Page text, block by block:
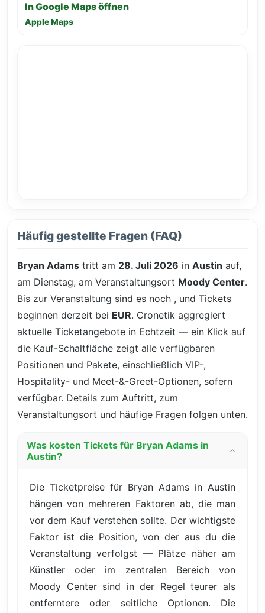
In Google Maps öffnen
Apple Maps
Häufig gestellte Fragen (FAQ)
Bryan Adams tritt am 28. Juli 2026 in Austin auf,
am Dienstag, am Veranstaltungsort Moody Center.
Bis zur Veranstaltung sind es noch , und Tickets
beginnen derzeit bei EUR. Cronetik aggregiert
aktuelle Ticketangebote in Echtzeit — ein Klick auf
die Kauf-Schaltfläche zeigt alle verfügbaren
Positionen und Pakete, einschließlich VIP-,
Hospitality- und Meet-&-Greet-Optionen, sofern
verfügbar. Details zum Auftritt, zum
Veranstaltungsort und häufige Fragen folgen unten.
Was kosten Tickets für Bryan Adams in
Austin?
Die Ticketpreise für Bryan Adams in Austin
hängen von mehreren Faktoren ab, die man
vor dem Kauf verstehen sollte. Der wichtigste
Faktor ist die Position, von der aus du die
Veranstaltung verfolgst — Plätze näher am
Künstler oder im zentralen Bereich von
Moody Center sind in der Regel teurer als
entferntere oder seitliche Optionen. Die